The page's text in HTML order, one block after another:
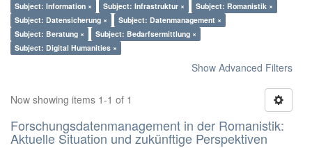
Subject: Information × Subject: Infrastruktur ×
Subject: Romanistik ×
Subject: Datensicherung ×
Subject: Datenmanagement ×
Subject: Beratung ×
Subject: Bedarfsermittlung ×
Subject: Digital Humanities ×
Show Advanced Filters
Now showing items 1-1 of 1
Forschungsdatenmanagement in der Romanistik:
Aktuelle Situation und zukünftige Perspektiven